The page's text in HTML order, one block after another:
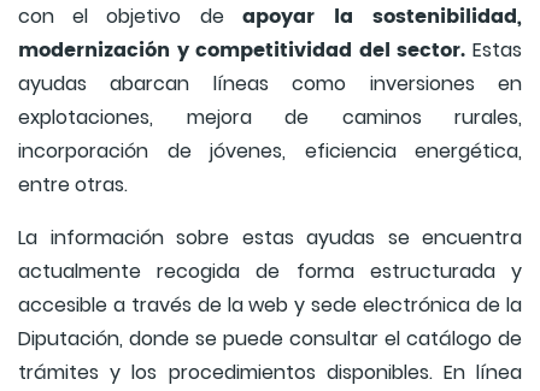
con el objetivo de apoyar la sostenibilidad,
modernización y competitividad del sector. Estas
ayudas abarcan líneas como inversiones en
explotaciones, mejora de caminos rurales,
incorporación de jóvenes, eficiencia energética,
entre otras.
La información sobre estas ayudas se encuentra
actualmente recogida de forma estructurada y
accesible a través de la web y sede electrónica de la
Diputación, donde se puede consultar el catálogo de
trámites y los procedimientos disponibles. En línea